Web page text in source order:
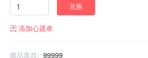
兑换
添加心愿单
商品库存: 99999